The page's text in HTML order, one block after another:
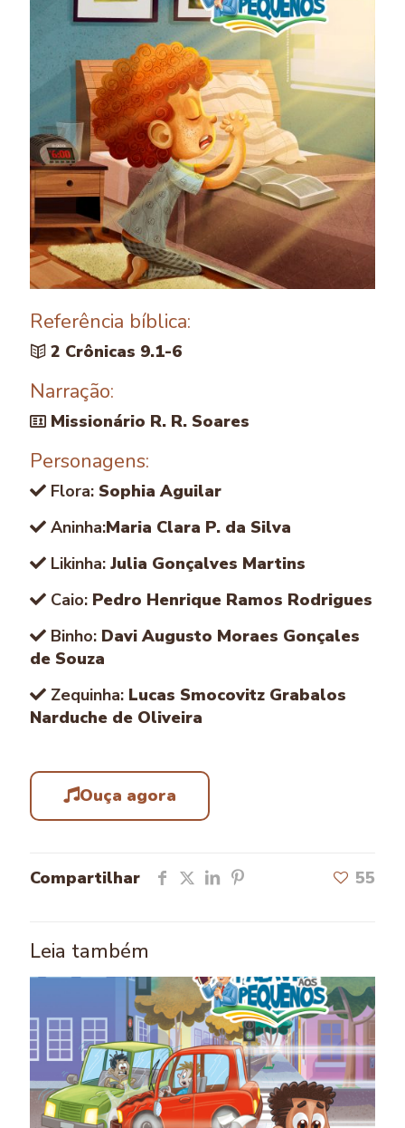
Referência bíblica:
2 Crônicas 9.1-6
Narração:
Missionário R. R. Soares
Personagens:
Flora: Sophia Aguilar
Aninha:Maria Clara P. da Silva
Likinha: Julia Gonçalves Martins
Caio: Pedro Henrique Ramos Rodrigues
Binho: Davi Augusto Moraes Gonçales
de Souza
Zequinha: Lucas Smocovitz Grabalos
Narduche de Oliveira
Ouça agora
Compartilhar 55
Leia também